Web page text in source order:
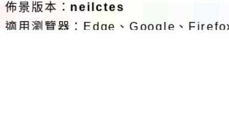
佈景版本： neilctes
適用瀏覽器：Edge、Google、